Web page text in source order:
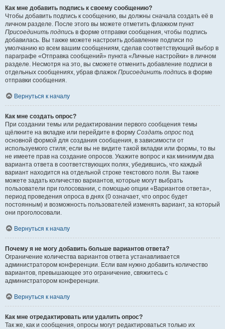
Как мне добавить подпись к своему сообщению?
Чтобы добавить подпись к сообщению, вы должны сначала создать её в
личном разделе. После этого вы можете отметить флажком пункт
Присоединить подпись в форме отправки сообщения, чтобы подпись
добавилась. Вы также можете настроить добавление подписи по
умолчанию ко всем вашим сообщениям, сделав соответствующий выбор в
параграфе «Отправка сообщений» пункта «Личные настройки» в личном
разделе. Несмотря на это, вы сможете отменить добавление подписи в
отдельных сообщениях, убрав флажок Присоединить подпись в форме
отправки сообщения.
Вернуться к началу
Как мне создать опрос?
При создании темы или редактировании первого сообщения темы
щёлкните на вкладке или перейдите в форму Создать опрос под
основной формой для создания сообщения, в зависимости от
используемого стиля; если вы не видите такой вкладки или формы, то вы
не имеете прав на создание опросов. Укажите вопрос и как минимум два
варианта ответа в соответствующих полях, убедившись, что каждый
вариант находится на отдельной строке текстового поля. Вы также
можете задать количество вариантов, которые могут выбрать
пользователи при голосовании, с помощью опции «Вариантов ответа»,
период проведения опроса в днях (0 означает, что опрос будет
постоянным) и возможность пользователей изменять вариант, за который
они проголосовали.
Вернуться к началу
Почему я не могу добавить больше вариантов ответа?
Ограничение количества вариантов ответа устанавливается
администратором конференции. Если вам нужно добавить количество
вариантов, превышающее это ограничение, свяжитесь с
администратором конференции.
Вернуться к началу
Как мне отредактировать или удалить опрос?
Так же, как и сообщения, опросы могут редактироваться только их